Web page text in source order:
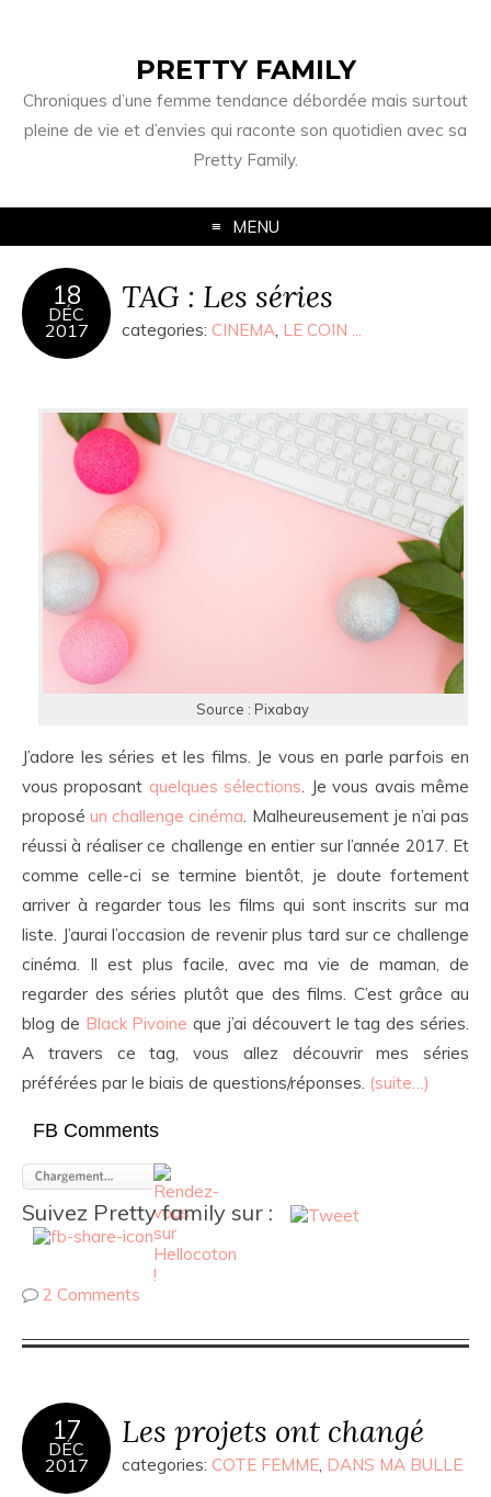
PRETTY FAMILY
Chroniques d’une femme tendance débordée mais surtout
pleine de vie et d’envies qui raconte son quotidien avec sa
Pretty Family.
MENU
18
DÉC
2017
TAG : Les séries
categories: CINEMA, LE COIN ...
Source : Pixabay
J’adore les séries et les films. Je vous en parle parfois en
vous proposant quelques sélections. Je vous avais même
proposéun challenge cinéma. Malheureusement je n’ai pas
réussi à réaliser ce challenge en entier sur l’année 2017. Et
comme celle-ci se termine bientôt, je doute fortement
arriver à regarder tous les films qui sont inscrits sur ma
liste. J’aurai l’occasion de revenir plus tard sur ce challenge
cinéma. Il est plus facile, avec ma vie de maman, de
regarder des séries plutôt que des films. C’est grâce au
blog de Black Pivoine que j’ai découvert le tag des séries.
A travers ce tag, vous allez découvrir mes séries
préférées par le biais de questions/réponses. (suite…)
FB Comments
Suivez Pretty family sur :
2 Comments
17
DÉC
2017
Les projets ont changé
categories: COTE FEMME, DANS MA BULLE